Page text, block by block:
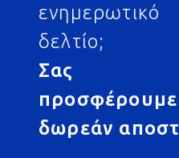
ενημερωτικό
δελτίο;
Σας
προσφέρουμε
δωρεάν